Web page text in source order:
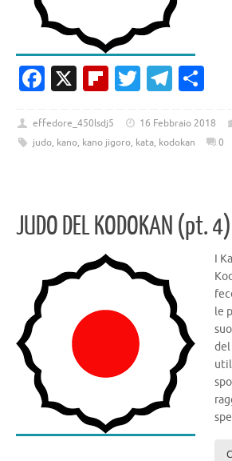
Fa
e
b
k
X Fl
b
o
T
it
te
T
e
gr
m
n
di
di
effedore_450lsdj5 16 Febbraio 2018
judo, kano, kano jigoro, kata, kodokan 0
JUDO DEL KODOKAN (pt. 4)
I
le
del